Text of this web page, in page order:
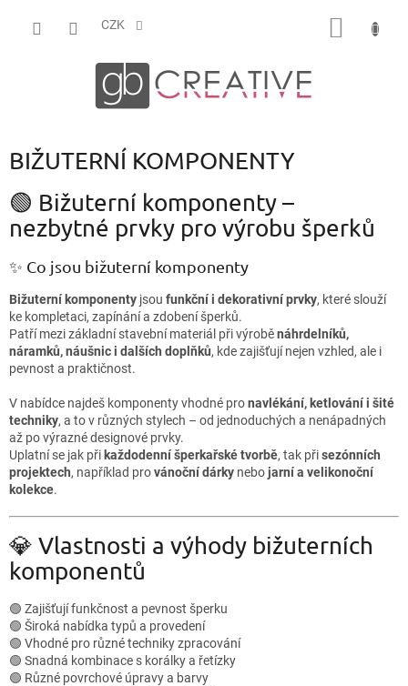
CZK
BIŽUTERNÍ KOMPONENTY
🟢 Bižuterní komponenty –
nezbytné prvky pro výrobu šperků
✨ Co jsou bižuterní komponenty
Bižuterní komponenty jsou funkční i dekorativní prvky, které slouží
ke kompletaci, zapínání a zdobení šperků.
Patří mezi základní stavební materiál při výroběnáhrdelníků,
náramků, náušnic i dalších doplňků, kde zajišťují nejen vzhled, ale i
pevnost a praktičnost.
V nabídce najdeš komponenty vhodné pronavlékání, ketlování i šité
techniky, a to v různých stylech – od jednoduchých a nenápadných
až po výrazné designové prvky.
Uplatní se jak při každodenní šperkařské tvorbě, tak přisezónních
projektech, například provánoční dárky nebojarní a velikonoční
kolekce.
💎 Vlastnosti a výhody bižuterních
komponentů
🟢 Zajišťují funkčnost a pevnost šperku
🟢 Široká nabídka typů a provedení
🟢 Vhodné pro různé techniky zpracování
🟢 Snadná kombinace s korálky a řetízky
🟢 Různé povrchové úpravy a barvy